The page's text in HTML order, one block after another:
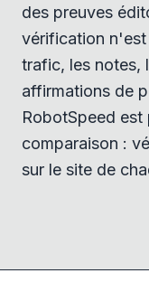
des preuves
vérification n'est
trafic, les notes,
affirmations de
RobotSpeed
comparaison :
sur le site de